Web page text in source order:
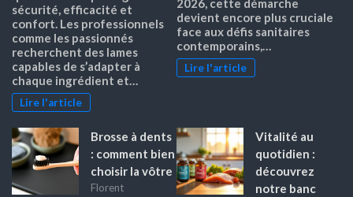
sécurité, efficacité et
confort. Les professionnels
comme les passionnés
recherchent des lames
capables de s’adapter à
chaque ingrédient et…
Lire l'article
2026, cette démarche
devient encore plus cruciale
face aux défis sanitaires
contemporains,…
Lire l'article
Brosse à dents
: comment bien
choisir la vôtre
Florent
Vitalité au
quotidien :
découvrez
notre banc